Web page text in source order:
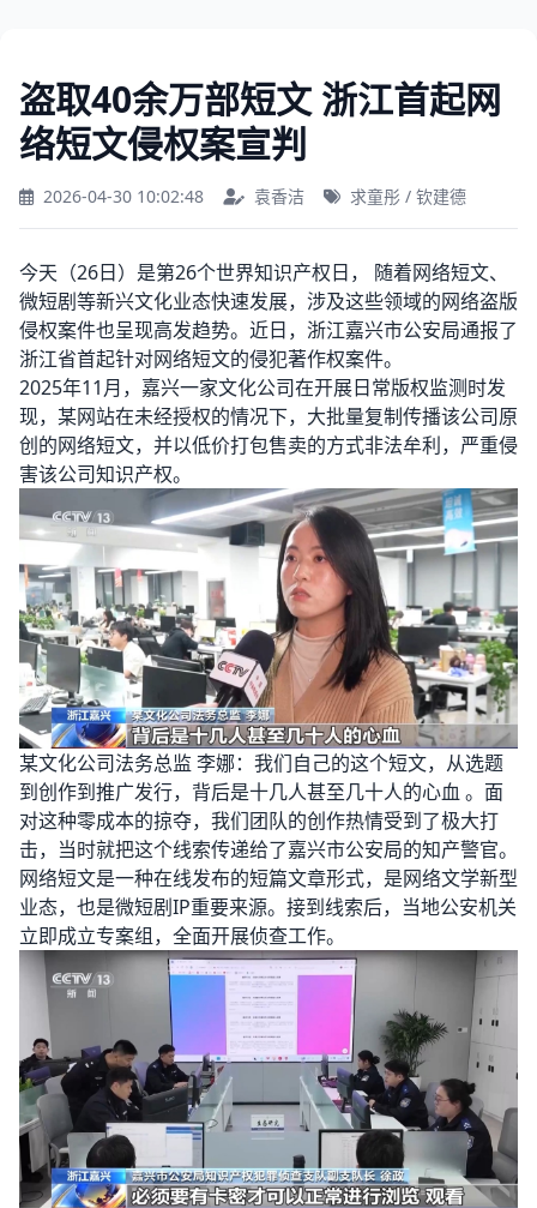
盗取40余万部短文 浙江首起网
络短文侵权案宣判
2026-04-30 10:02:48 袁香洁 求童彤 / 钦建德
今天（26日）是第26个世界知识产权日， 随着网络短文、
微短剧等新兴文化业态快速发展，涉及这些领域的网络盗版
侵权案件也呈现高发趋势。近日，浙江嘉兴市公安局通报了
浙江省首起针对网络短文的侵犯著作权案件。
2025年11月，嘉兴一家文化公司在开展日常版权监测时发
现，某网站在未经授权的情况下，大批量复制传播该公司原
创的网络短文，并以低价打包售卖的方式非法牟利，严重侵
害该公司知识产权。
某文化公司法务总监 李娜：我们自己的这个短文，从选题
到创作到推广发行，背后是十几人甚至几十人的心血 。面
对这种零成本的掠夺，我们团队的创作热情受到了极大打
击，当时就把这个线索传递给了嘉兴市公安局的知产警官。
网络短文是一种在线发布的短篇文章形式，是网络文学新型
业态，也是微短剧IP重要来源。接到线索后，当地公安机关
立即成立专案组，全面开展侦查工作。